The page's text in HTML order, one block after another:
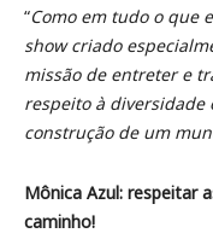
“Como em tudo o que
show criado
missão de entreter e
respeito à diversidade
construção de um
Mônica Azul: respeitar
caminho!